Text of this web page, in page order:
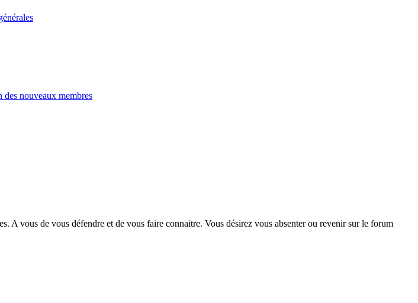
des nouveaux membres
A vous de vous défendre et de vous faire connaitre. Vous désirez vous absenter ou revenir sur le forum